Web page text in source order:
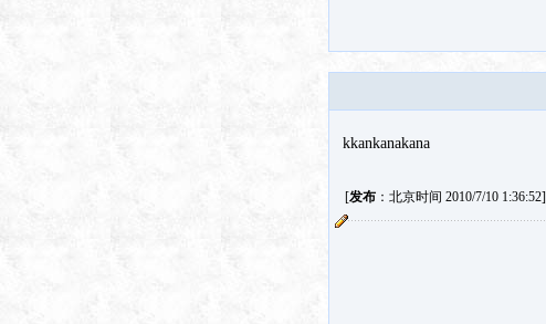
kkankanakana
[发布：北京时间 2010/7/10 1:36:52]